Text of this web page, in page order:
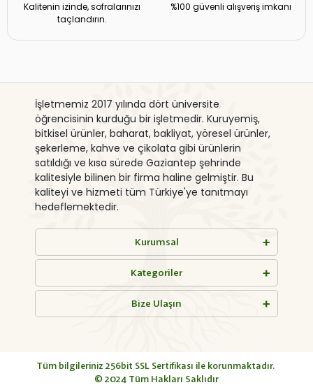
Kalitenin izinde, sofralarınızı
taçlandırın.
%100 güvenli alışveriş imkanı
İşletmemiz 2017 yılında dört üniversite
öğrencisinin kurduğu bir işletmedir. Kuruyemiş,
bitkisel ürünler, baharat, bakliyat, yöresel ürünler,
şekerleme, kahve ve çikolata gibi ürünlerin
satıldığı ve kısa sürede Gaziantep şehrinde
kalitesiyle bilinen bir firma haline gelmiştir. Bu
kaliteyi ve hizmeti tüm Türkiye'ye tanıtmayı
hedeflemektedir.
Kurumsal
Kategoriler
Bize Ulaşın
Tüm bilgileriniz 256bit SSL Sertifikası ile korunmaktadır.
© 2024 Tüm Hakları Saklıdır